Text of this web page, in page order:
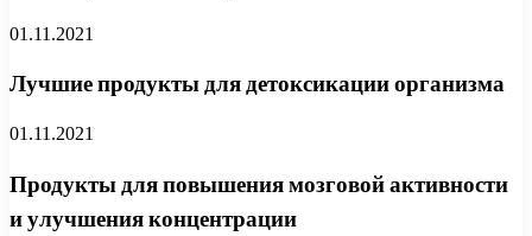
01.11.2021
Лучшие продукты для детоксикации организма
01.11.2021
Продукты для повышения мозговой активности
и улучшения концентрации